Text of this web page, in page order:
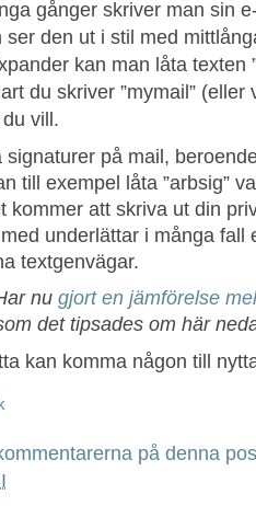
gånger skriver man sin
ser den ut i stil med
kan man låta texten
du skriver ”mymail”
vill.
signaturer på mail,
till exempel låta ”arbsig”
kommer att skriva ut din
underlättar i många fall
textgenvägar.
nu gjort en jämförelse
det tipsades om här
kan komma någon till
på denna